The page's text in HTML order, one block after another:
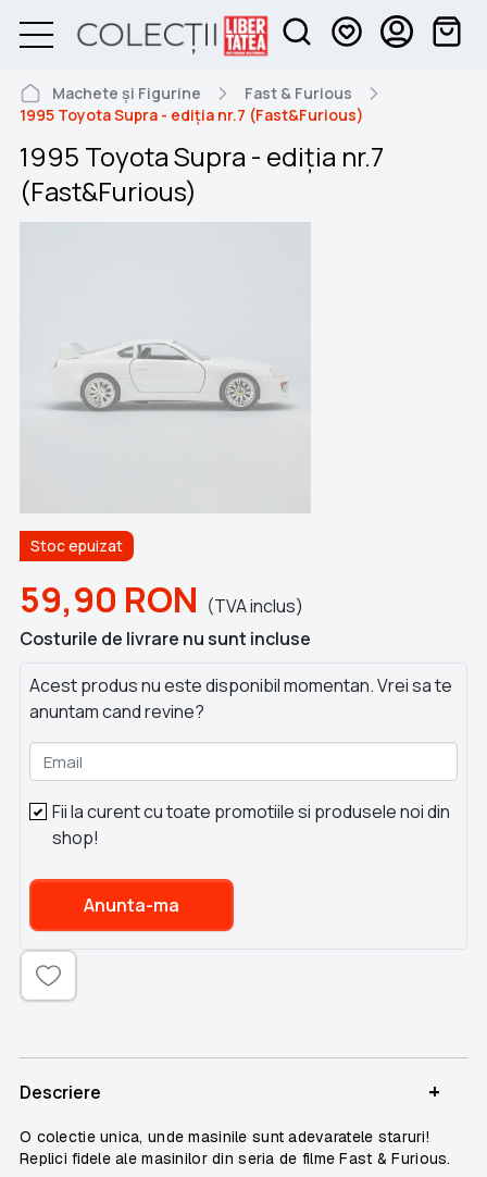
Machete și Figurine
Fast & Furious
1995 Toyota Supra - ediția nr.7 (Fast&Furious)
1995 Toyota Supra - ediția nr.7
(Fast&Furious)
Stoc epuizat
59,90 RON (TVA inclus)
Costurile de livrare nu sunt incluse
Acest produs nu este disponibil momentan. Vrei sa te
anuntam cand revine?
Email
Fii la curent cu toate promotiile si produsele noi din
shop!
Anunta-ma
Descriere +
O colectie unica, unde masinile sunt adevaratele staruri!
Replici fidele ale masinilor din seria de filme Fast & Furious.